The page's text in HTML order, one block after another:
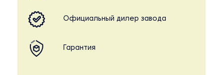
Официальный дилер завода
Гарантия